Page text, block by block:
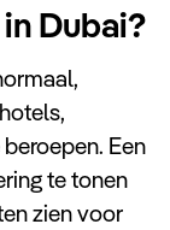
Dubai?
Een
te tonen
zien voor